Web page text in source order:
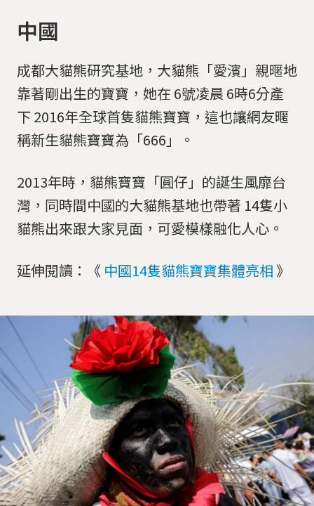
中國
成都大貓熊研究基地，大貓熊「愛濱」親暱地
靠著剛出生的寶寶，她在 6號凌晨 6時6分產
下 2016年全球首隻貓熊寶寶，這也讓網友暱
稱新生貓熊寶寶為「666」。
2013年時，貓熊寶寶「圓仔」的誕生風靡台
灣，同時間中國的大貓熊基地也帶著 14隻小
貓熊出來跟大家見面，可愛模樣融化人心。
延伸閱讀：《 中國14隻貓熊寶寶集體亮相 》